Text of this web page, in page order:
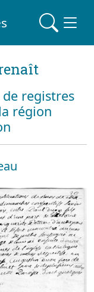
registres
région